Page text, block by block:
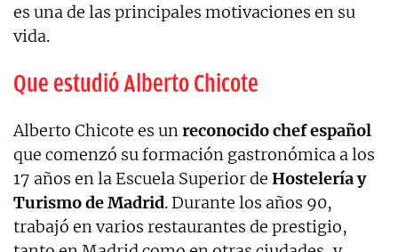
es una de las principales motivaciones en su
vida.
Que estudió Alberto Chicote
Alberto Chicote es unreconocido chef español
que comenzó su formación gastronómica a los
17 años en la Escuela Superior de Hostelería y
Turismo de Madrid. Durante los años 90,
trabajó en varios restaurantes de prestigio,